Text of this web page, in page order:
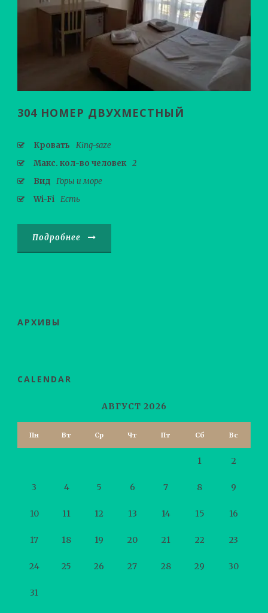
304 НОМЕР ДВУХМЕСТНЫЙ
Кровать
King-saze
Макс. кол-во человек 2
Вид Горы и море
Wi-Fi Есть
Подробнее
АРХИВЫ
CALENDAR
АВГУСТ 2026
Пн Вт Ср Чт Пт Сб Вс
1 2
3 4 5 6 7 8 9
10 11 12 13 14 15 16
17 18 19 20 21 22 23
24 25 26 27 28 29 30
31